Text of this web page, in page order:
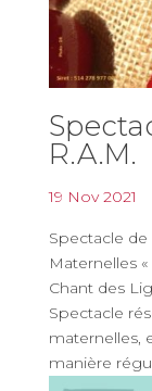
R.A.M.
19 Nov 2021
Spectacle de
Maternelles
Chant des
Spectacle
maternelles,
manière